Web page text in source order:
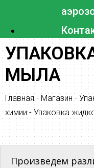
МЫЛА
Главная- Магазин -
химии- Упаковка
Произведем